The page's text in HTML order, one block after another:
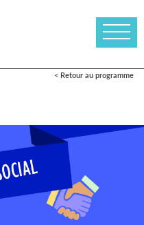
< Retour au programme